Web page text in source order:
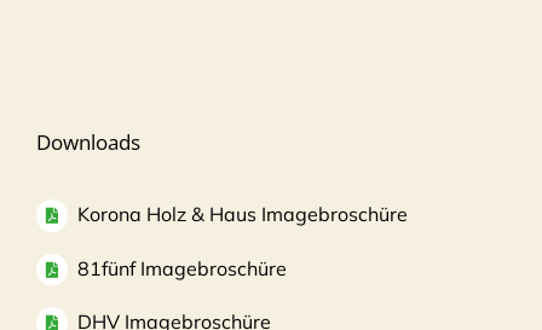
Downloads
Korona Holz & Haus Imagebroschüre
81fünf Imagebroschüre
DHV Imagebroschüre